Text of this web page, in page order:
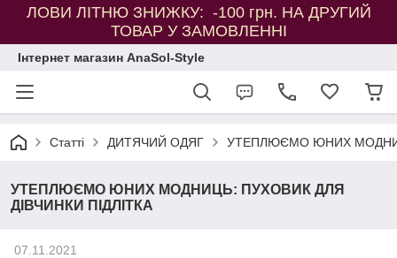
ЛОВИ ЛІТНЮ ЗНИЖКУ: -100 грн. НА ДРУГИЙ
ТОВАР У ЗАМОВЛЕННІ
Інтернет магазин AnaSol-Style
Статті ДИТЯЧИЙ ОДЯГ УТЕПЛЮЄМО ЮНИХ
УТЕПЛЮЄМО ЮНИХ МОДНИЦЬ: ПУХОВИК ДЛЯ
ДІВЧИНКИ ПІДЛІТКА
07.11.2021